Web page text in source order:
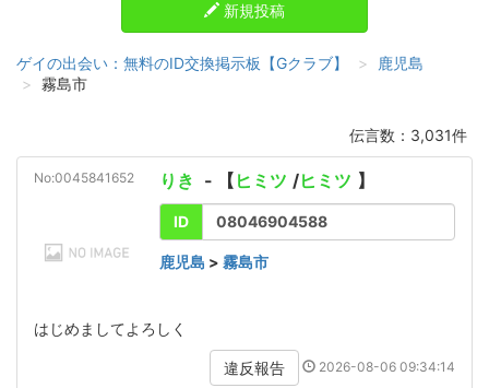
新規投稿
ゲイの出会い：無料のID交換掲示板【Gクラブ】
鹿児島
霧島市
伝言数：3,031件
No:0045841652 りき - 【 ヒミツ /ヒミツ 】
ID 08046904588
鹿児島 > 霧島市
はじめましてよろしく
違反報告 2026-08-06 09:34:14